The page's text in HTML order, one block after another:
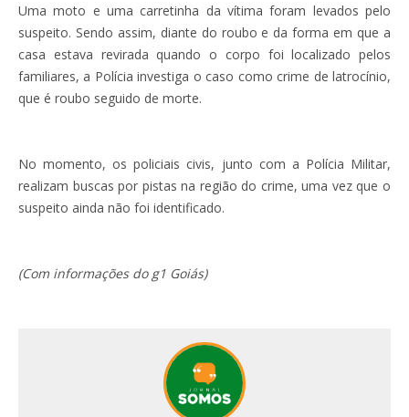
Uma moto e uma carretinha da vítima foram levados pelo
suspeito. Sendo assim, diante do roubo e da forma em que a
casa estava revirada quando o corpo foi localizado pelos
familiares, a Polícia investiga o caso como crime de latrocínio,
que é roubo seguido de morte.
No momento, os policiais civis, junto com a Polícia Militar,
realizam buscas por pistas na região do crime, uma vez que o
suspeito ainda não foi identificado.
(Com informações do g1 Goiás)